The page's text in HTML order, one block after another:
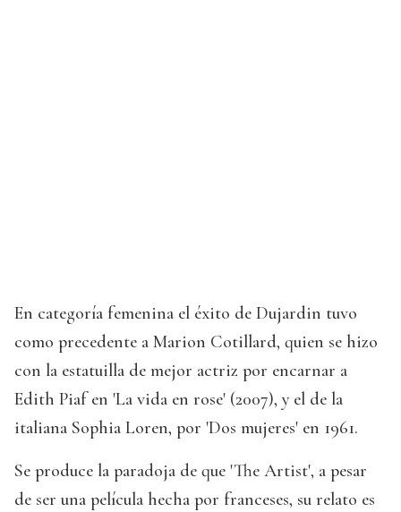
En categoría femenina el éxito de Dujardin tuvo
como precedente a Marion Cotillard, quien se hizo
con la estatuilla de mejor actriz por encarnar a
Edith Piaf en 'La vida en rose' (2007), y el de la
italiana Sophia Loren, por 'Dos mujeres' en 1961.
Se produce la paradoja de que 'The Artist', a pesar
de ser una película hecha por franceses, su relato es